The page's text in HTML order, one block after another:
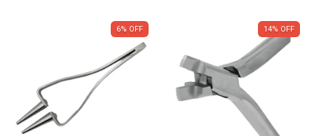
6% OFF 14% OFF